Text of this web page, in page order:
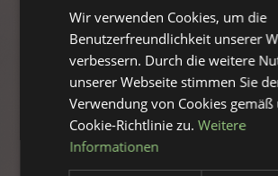
Wir verwenden Cookies, um die
Benutzerfreundlichkeit unserer
verbessern. Durch die weitere
unserer Webseite stimmen Sie
Verwendung von Cookies gemäß
Cookie-Richtlinie zu. Weitere
Informationen